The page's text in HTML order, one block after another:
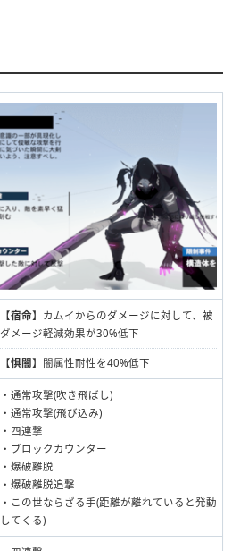
【宿命】カムイからのダメージに対して、被
ダメージ軽減効果が30%低下
【惧闇】闇属性耐性を40%低下
・通常攻撃(吹き飛ばし)
・通常攻撃(飛び込み)
・四連撃
・ブロックカウンター
・爆破離脱
・爆破離脱追撃
・この世ならざる手(距離が離れていると発動
してくる)